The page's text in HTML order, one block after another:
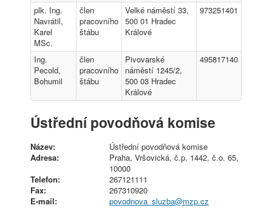
plk. Ing.
Navrátil,
Karel
MSc.
člen
pracovního
štábu
Velké náměstí 33,
500 01 Hradec
Králové
973251401
Ing.
Pecold,
Bohumil
člen
pracovního
štábu
Pivovarské
náměstí 1245/2,
500 03 Hradec
Králové
495817140
Ústřední povodňová komise
Název:
Ústřední povodňová komise
Adresa:
Praha, Vršovická, č.p. 1442, č.o. 65,
10000
Telefon:
267121111
Fax:
267310920
E-mail:
povodnova_sluzba@mzp.cz